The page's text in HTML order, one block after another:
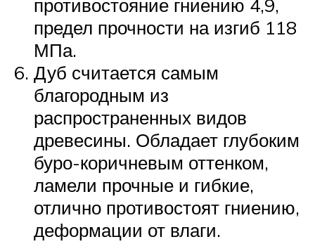
противостояние гниению 4,9,
предел прочности на изгиб 118
МПа.
Дуб считается самым
благородным из
распространенных видов
древесины. Обладает глубоким
буро-коричневым оттенком,
ламели прочные и гибкие,
отлично противостоят гниению,
деформации от влаги.